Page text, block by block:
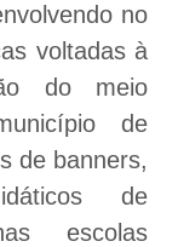
no
voltadas à
do meio
de
de banners,
de
escolas